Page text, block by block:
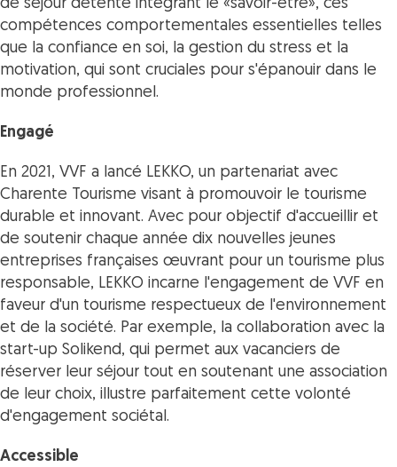
de séjour détente intégrant le «savoir-être», ces
compétences comportementales essentielles telles
que la confiance en soi, la gestion du stress et la
motivation, qui sont cruciales pour s'épanouir dans le
monde professionnel.
Engagé
En 2021, VVF a lancé LEKKO, un partenariat avec
Charente Tourisme visant à promouvoir le tourisme
durable et innovant. Avec pour objectif d'accueillir et
de soutenir chaque année dix nouvelles jeunes
entreprises françaises œuvrant pour un tourisme plus
responsable, LEKKO incarne l'engagement de VVF en
faveur d'un tourisme respectueux de l'environnement
et de la société. Par exemple, la collaboration avec la
start-up Solikend, qui permet aux vacanciers de
réserver leur séjour tout en soutenant une association
de leur choix, illustre parfaitement cette volonté
d'engagement sociétal.
Accessible